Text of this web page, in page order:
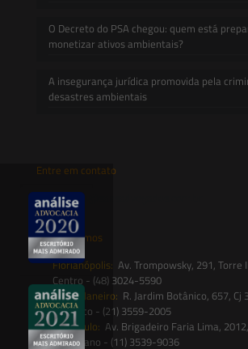
O Decreto do PSA chegou: quem está
monetizar ativos ambientais?
A insegurança jurídica promovida pela
desastres ambientais
Entre em contato
contato@saesadvogados.com.br
Onde estamos
Florianópolis: Av. Trompowsky, 291, Torre
Centro - (48) 3024-5590
Rio de Janeiro: R. Jardim Botânico, 657, Cj
Botânico - (21) 3559-2005
São Paulo: Av. Brigadeiro Faria Lima,
Paulistano - (11) 3539-9036